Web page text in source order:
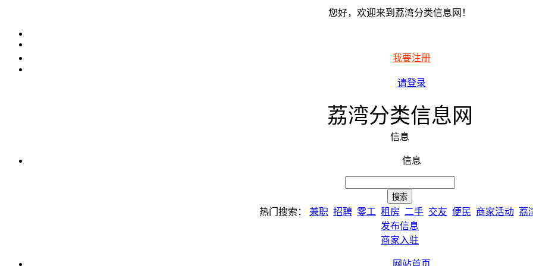
您好，欢迎来到荔湾分类信息网！
我要注册
请登录
荔湾分类信息网
信息
信息
热门搜索： 兼职 招聘 零工 租房 二手 交友 便民 商家活动 荔
发布信息
商家入驻
网站首页